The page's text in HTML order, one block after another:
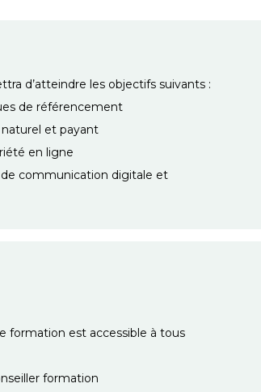
d’atteindre les objectifs suivants :
de référencement
et payant
en ligne
communication digitale et
formation est accessible à tous
formation